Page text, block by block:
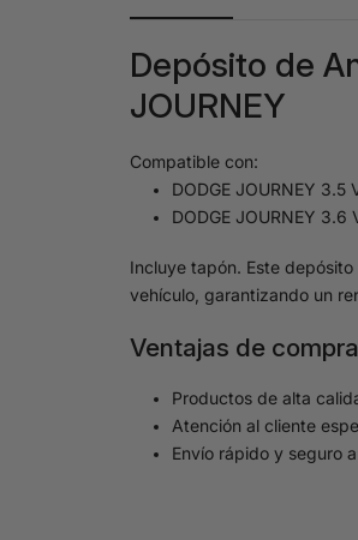
Depósito de
JOURNEY
Compatible con:
DODGE JOURNEY
DODGE JOURNEY 3.6
Incluye tapón. Este
vehículo, garantizando un
Ventajas de
Productos de alta
Atención al cliente
Envío rápido y seguro